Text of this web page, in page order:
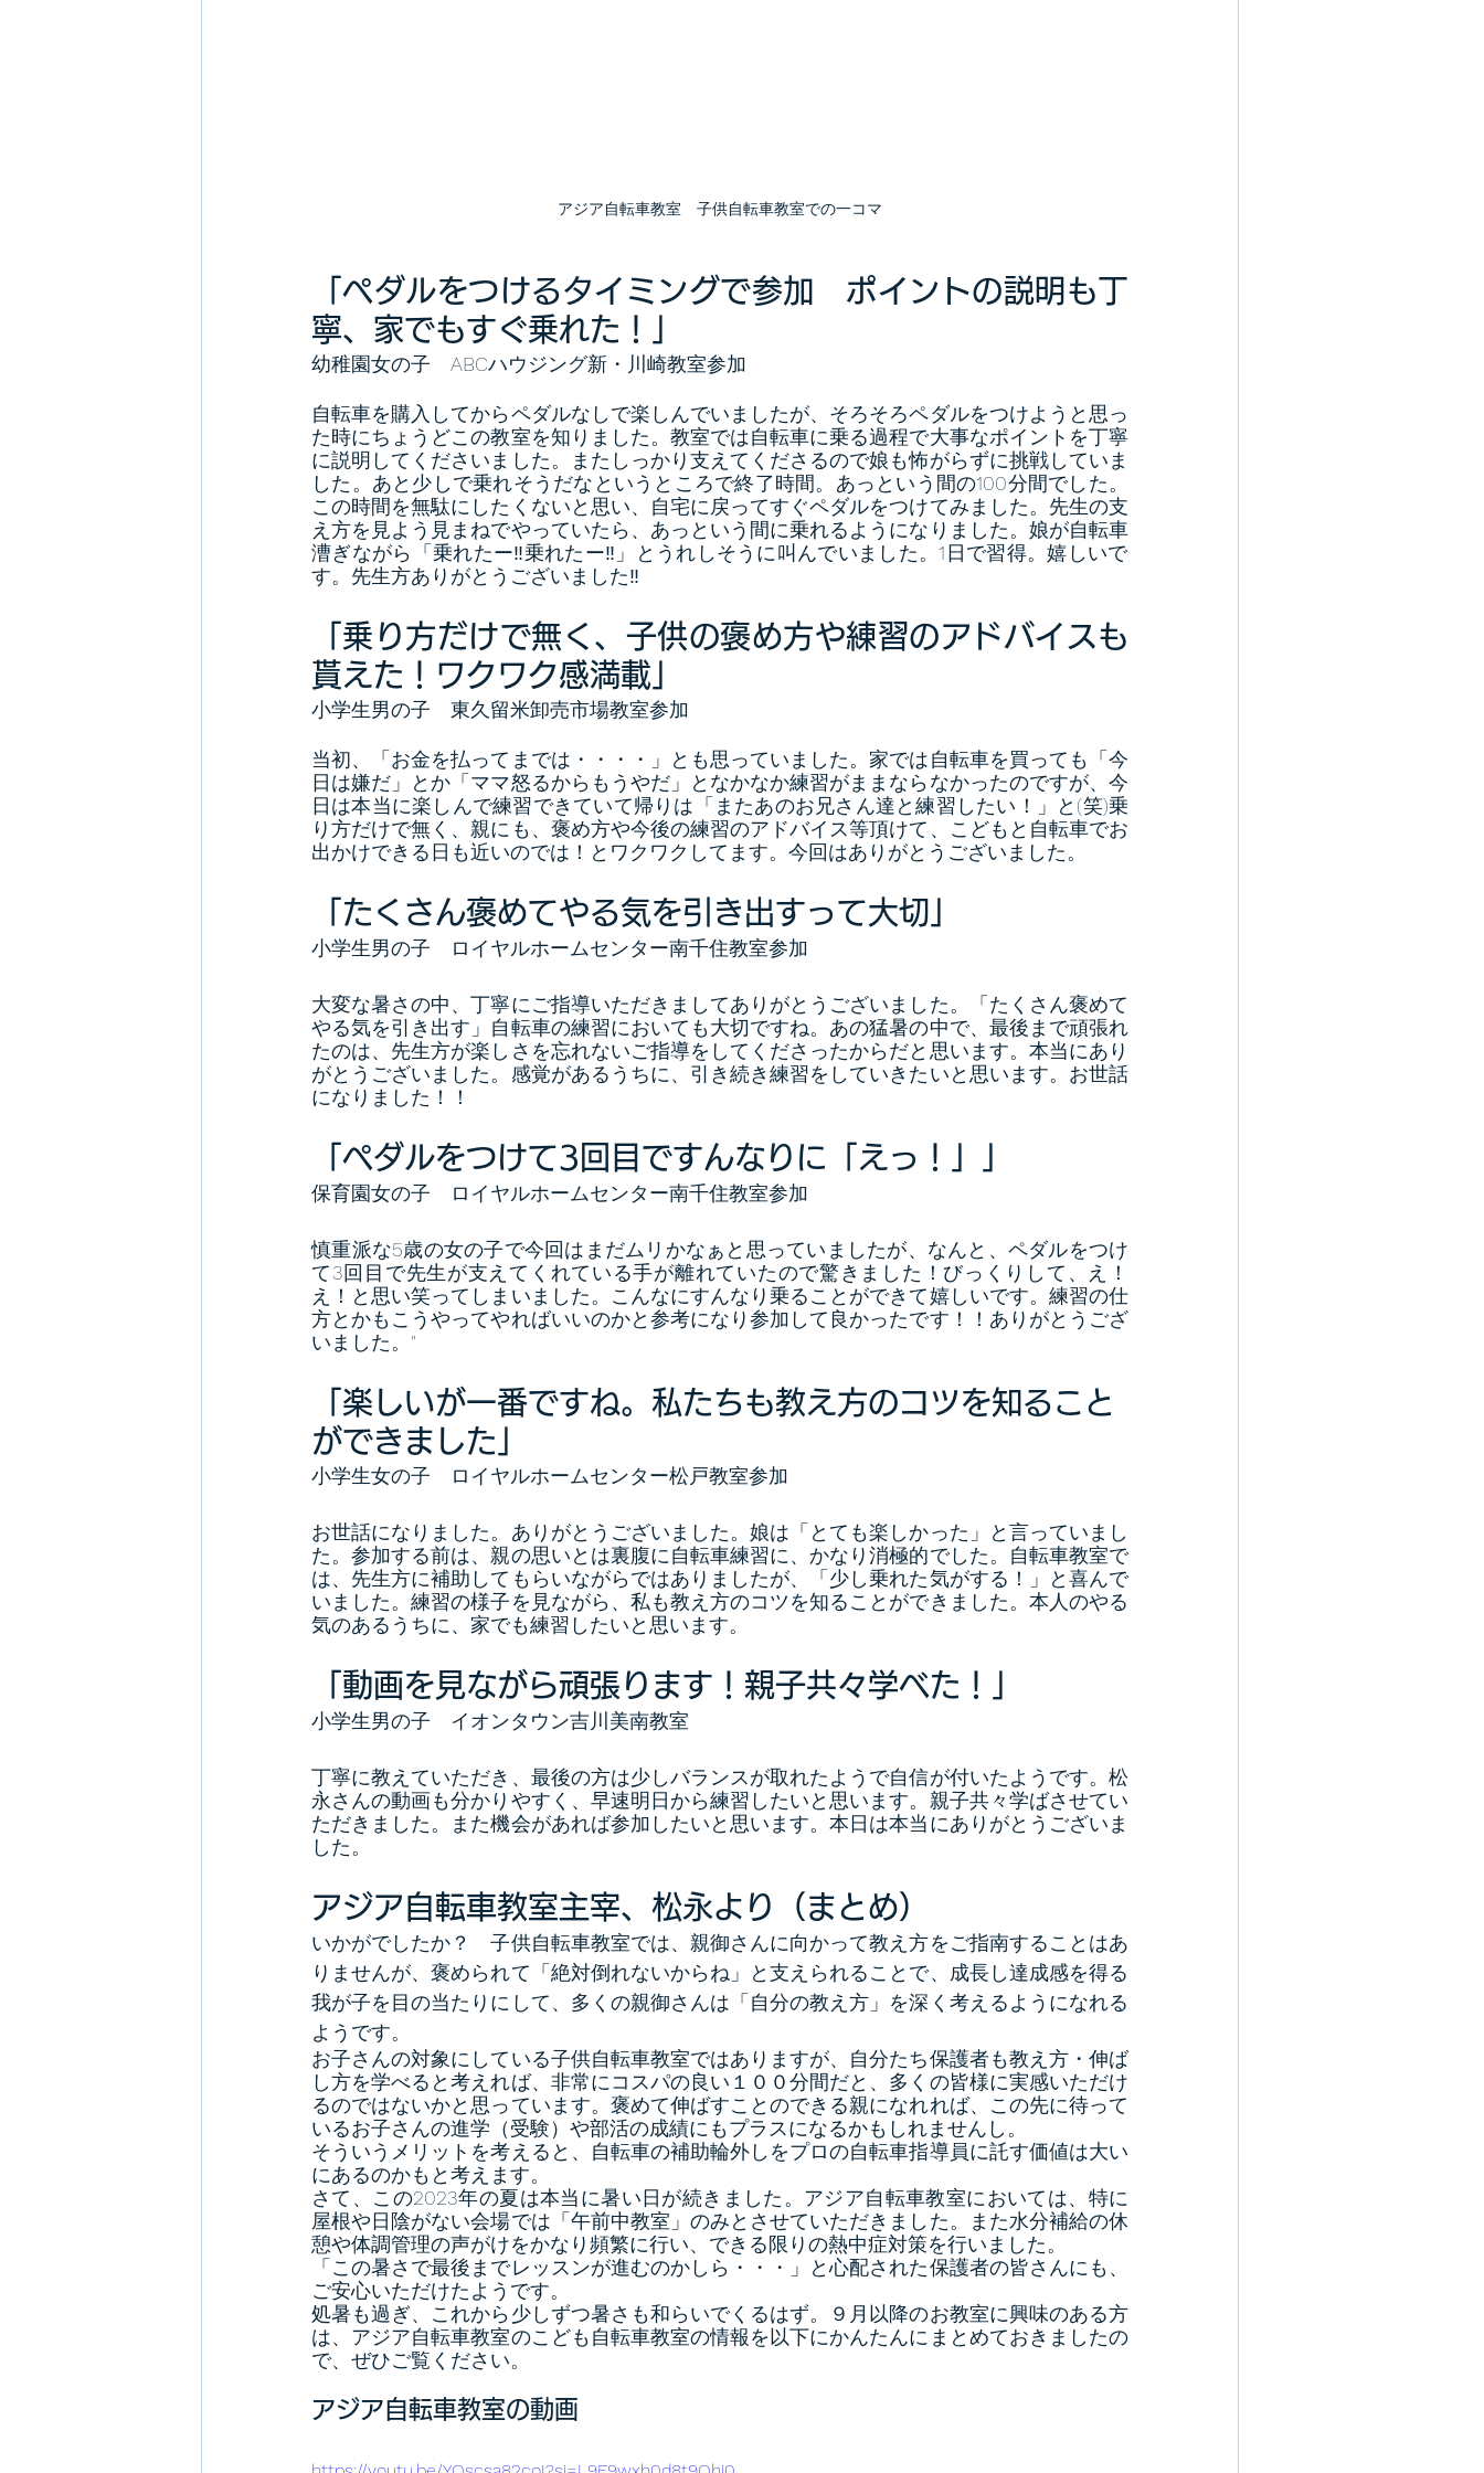
アジア自転車教室　子供自転車教室での一コマ
「ペダルをつけるタイミングで参加　ポイントの説明も丁
寧、家でもすぐ乗れた！」
幼稚園女の子　ABCハウジング新・川崎教室参加
自転車を購入してからペダルなしで楽しんでいましたが、そろそろペダルをつけようと思っ
た時にちょうどこの教室を知りました。教室では自転車に乗る過程で大事なポイントを丁寧
に説明してくださいました。またしっかり支えてくださるので娘も怖がらずに挑戦していま
した。あと少しで乗れそうだなというところで終了時間。あっという間の100分間でした。
この時間を無駄にしたくないと思い、自宅に戻ってすぐペダルをつけてみました。先生の支
え方を見よう見まねでやっていたら、あっという間に乗れるようになりました。娘が自転車
漕ぎながら「乗れたー‼︎乗れたー‼︎」とうれしそうに叫んでいました。1日で習得。嬉しいで
す。先生方ありがとうございました‼︎
「乗り方だけで無く、子供の褒め方や練習のアドバイスも
貰えた！ワクワク感満載」
小学生男の子　東久留米卸売市場教室参加
当初、「お金を払ってまでは・・・・」とも思っていました。家では自転車を買っても「今
日は嫌だ」とか「ママ怒るからもうやだ」となかなか練習がままならなかったのですが、今
日は本当に楽しんで練習できていて帰りは「またあのお兄さん達と練習したい！」と(笑)乗
り方だけで無く、親にも、褒め方や今後の練習のアドバイス等頂けて、こどもと自転車でお
出かけできる日も近いのでは！とワクワクしてます。今回はありがとうございました。
「たくさん褒めてやる気を引き出すって大切」
小学生男の子　ロイヤルホームセンター南千住教室参加
大変な暑さの中、丁寧にご指導いただきましてありがとうございました。「たくさん褒めて
やる気を引き出す」自転車の練習においても大切ですね。あの猛暑の中で、最後まで頑張れ
たのは、先生方が楽しさを忘れないご指導をしてくださったからだと思います。本当にあり
がとうございました。感覚があるうちに、引き続き練習をしていきたいと思います。お世話
になりました！！
「ペダルをつけて3回目ですんなりに「えっ！」」
保育園女の子　ロイヤルホームセンター南千住教室参加
慎重派な5歳の女の子で今回はまだムリかなぁと思っていましたが、なんと、ペダルをつけ
て3回目で先生が支えてくれている手が離れていたので驚きました！びっくりして、え！
え！と思い笑ってしまいました。こんなにすんなり乗ることができて嬉しいです。練習の仕
方とかもこうやってやればいいのかと参考になり参加して良かったです！！ありがとうござ
いました。"
「楽しいが一番ですね。私たちも教え方のコツを知ること
ができました」
小学生女の子　ロイヤルホームセンター松戸教室参加
お世話になりました。ありがとうございました。娘は「とても楽しかった」と言っていまし
た。参加する前は、親の思いとは裏腹に自転車練習に、かなり消極的でした。自転車教室で
は、先生方に補助してもらいながらではありましたが、「少し乗れた気がする！」と喜んで
いました。練習の様子を見ながら、私も教え方のコツを知ることができました。本人のやる
気のあるうちに、家でも練習したいと思います。
「動画を見ながら頑張ります！親子共々学べた！」
小学生男の子　イオンタウン吉川美南教室
丁寧に教えていただき、最後の方は少しバランスが取れたようで自信が付いたようです。松
永さんの動画も分かりやすく、早速明日から練習したいと思います。親子共々学ばさせてい
ただきました。また機会があれば参加したいと思います。本日は本当にありがとうございま
した。
アジア自転車教室主宰、松永より（まとめ）
いかがでしたか？　子供自転車教室では、親御さんに向かって教え方をご指南することはあ
りませんが、褒められて「絶対倒れないからね」と支えられることで、成長し達成感を得る
我が子を目の当たりにして、多くの親御さんは「自分の教え方」を深く考えるようになれる
ようです。
お子さんの対象にしている子供自転車教室ではありますが、自分たち保護者も教え方・伸ば
し方を学べると考えれば、非常にコスパの良い１００分間だと、多くの皆様に実感いただけ
るのではないかと思っています。褒めて伸ばすことのできる親になれれば、この先に待って
いるお子さんの進学（受験）や部活の成績にもプラスになるかもしれませんし。
そういうメリットを考えると、自転車の補助輪外しをプロの自転車指導員に託す価値は大い
にあるのかもと考えます。
さて、この2023年の夏は本当に暑い日が続きました。アジア自転車教室においては、特に
屋根や日陰がない会場では「午前中教室」のみとさせていただきました。また水分補給の休
憩や体調管理の声がけをかなり頻繁に行い、できる限りの熱中症対策を行いました。
「この暑さで最後までレッスンが進むのかしら・・・」と心配された保護者の皆さんにも、
ご安心いただけたようです。
処暑も過ぎ、これから少しずつ暑さも和らいでくるはず。９月以降のお教室に興味のある方
は、アジア自転車教室のこども自転車教室の情報を以下にかんたんにまとめておきましたの
で、ぜひご覧ください。
アジア自転車教室の動画